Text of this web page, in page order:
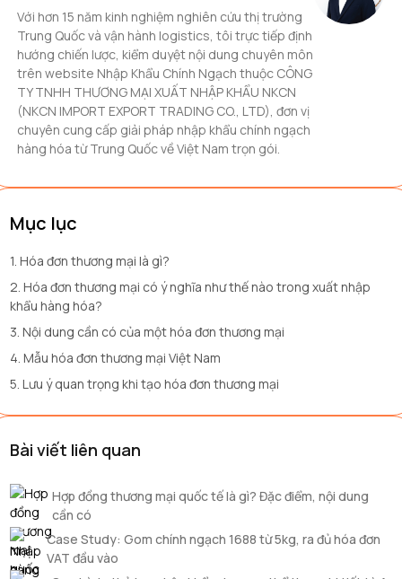
Với hơn 15 năm kinh nghiệm nghiên cứu thị trường
Trung Quốc và vận hành logistics, tôi trực tiếp định
hướng chiến lược, kiểm duyệt nội dung chuyên môn
trên website Nhập Khẩu Chính Ngạch thuộc CÔNG
TY TNHH THƯƠNG MẠI XUẤT NHẬP KHẨU NKCN
(NKCN IMPORT EXPORT TRADING CO., LTD), đơn vị
chuyên cung cấp giải pháp nhập khẩu chính ngạch
hàng hóa từ Trung Quốc về Việt Nam trọn gói.
Mục lục
1. Hóa đơn thương mại là gì?
2. Hóa đơn thương mại có ý nghĩa như thế nào trong xuất nhập
khẩu hàng hóa?
3. Nội dung cần có của một hóa đơn thương mại
4. Mẫu hóa đơn thương mại Việt Nam
5. Lưu ý quan trọng khi tạo hóa đơn thương mại
Bài viết liên quan
Hợp đồng thương mại quốc tế là gì? Đặc điểm, nội dung
cần có
Case Study: Gom chính ngạch 1688 từ 5kg, ra đủ hóa đơn
VAT đầu vào